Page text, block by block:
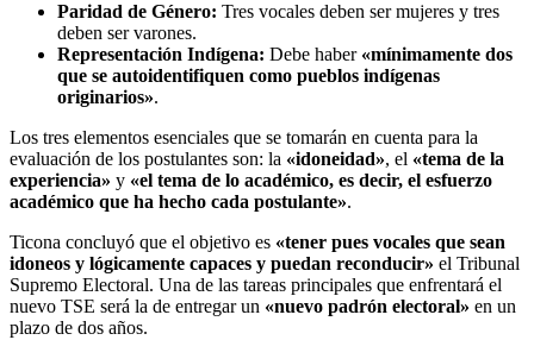
Paridad de Género: Tres vocales deben ser mujeres y tres
deben ser varones.
Representación Indígena: Debe haber «mínimamente dos
que se autoidentifiquen como pueblos indígenas
originarios».
Los tres elementos esenciales que se tomarán en cuenta para la
evaluación de los postulantes son: la «idoneidad», el «tema de la
experiencia» y «el tema de lo académico, es decir, el esfuerzo
académico que ha hecho cada postulante».
Ticona concluyó que el objetivo es «tener pues vocales que sean
idoneos y lógicamente capaces y puedan reconducir» el Tribunal
Supremo Electoral. Una de las tareas principales que enfrentará el
nuevo TSE será la de entregar un «nuevo padrón electoral» en un
plazo de dos años.